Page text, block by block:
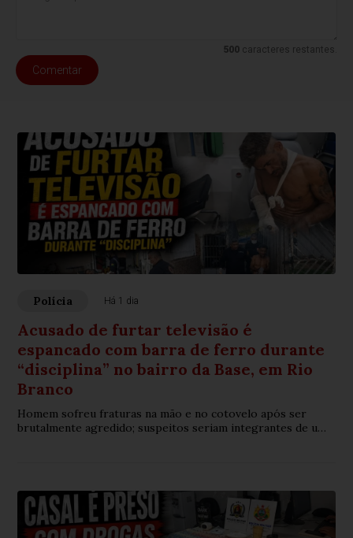
500caracteres restantes.
Comentar
Polícia Há 1 dia
Acusado de furtar televisão é
espancado com barra de ferro durante
“disciplina” no bairro da Base, em Rio
Branco
Homem sofreu fraturas na mão e no cotovelo após ser
brutalmente agredido; suspeitos seriam integrantes de uma